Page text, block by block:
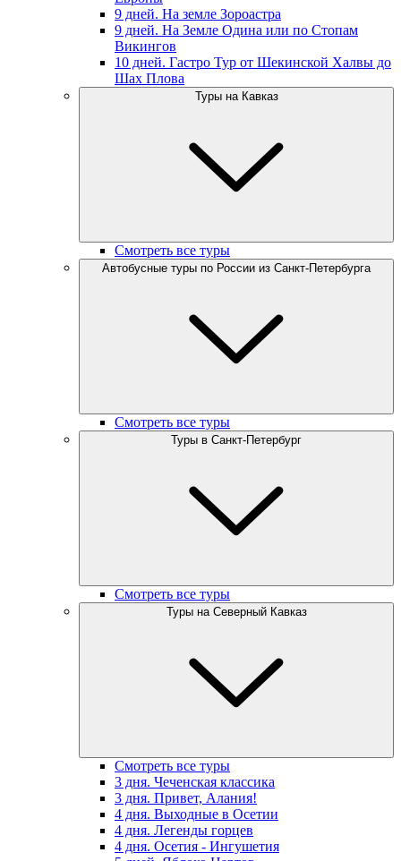
9 дней. На земле Зороастра
9 дней. На Земле Одина или по Стопам
Викингов
10 дней. Гастро Тур от Шекинской Халвы до
Шах Плова
Туры на Кавказ
Смотреть все туры
Автобусные туры по России из Санкт-Петербурга
Смотреть все туры
Туры в Санкт-Петербург
Смотреть все туры
Туры на Северный Кавказ
Смотреть все туры
3 дня. Чеченская классика
3 дня. Привет, Алания!
4 дня. Выходные в Осетии
4 дня. Легенды горцев
4 дня. Осетия - Ингушетия